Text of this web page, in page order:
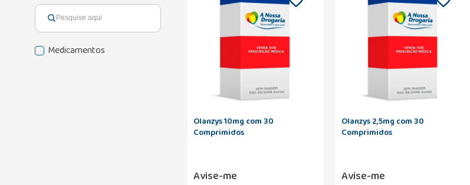
Medicamentos
Olanzys 10mg com 30
Comprimidos
Avise-me
Olanzys 2,5mg com 30
Comprimidos
Avise-me